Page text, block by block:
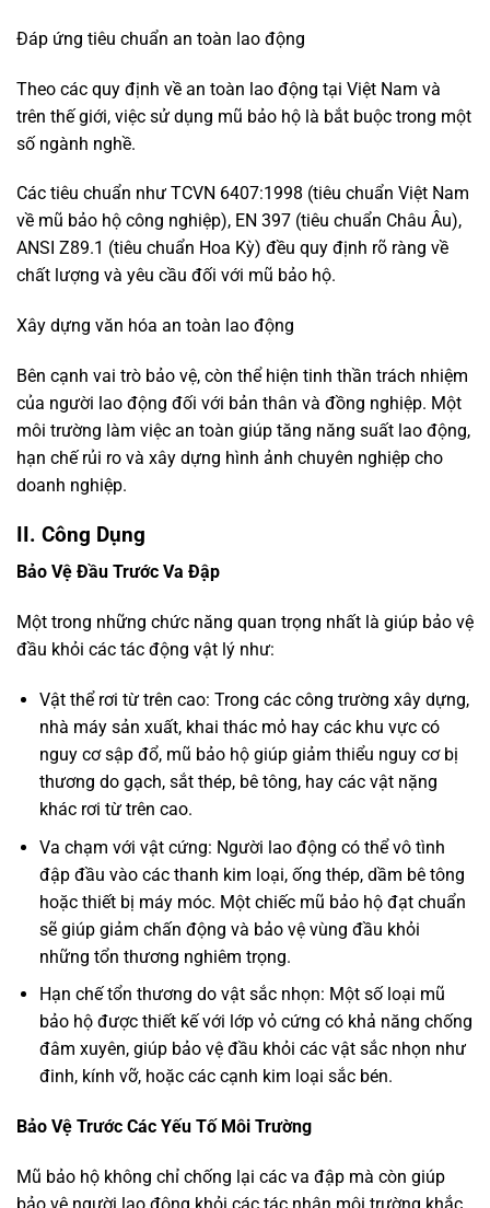
Đáp ứng tiêu chuẩn an toàn lao động
Theo các quy định về an toàn lao động tại Việt Nam và
trên thế giới, việc sử dụng mũ bảo hộ là bắt buộc trong một
số ngành nghề.
Các tiêu chuẩn như TCVN 6407:1998 (tiêu chuẩn Việt Nam
về mũ bảo hộ công nghiệp), EN 397 (tiêu chuẩn Châu Âu),
ANSI Z89.1 (tiêu chuẩn Hoa Kỳ) đều quy định rõ ràng về
chất lượng và yêu cầu đối với mũ bảo hộ.
Xây dựng văn hóa an toàn lao động
Bên cạnh vai trò bảo vệ, còn thể hiện tinh thần trách nhiệm
của người lao động đối với bản thân và đồng nghiệp. Một
môi trường làm việc an toàn giúp tăng năng suất lao động,
hạn chế rủi ro và xây dựng hình ảnh chuyên nghiệp cho
doanh nghiệp.
II. Công Dụng
Bảo Vệ Đầu Trước Va Đập
Một trong những chức năng quan trọng nhất là giúp bảo vệ
đầu khỏi các tác động vật lý như:
Vật thể rơi từ trên cao: Trong các công trường xây dựng,
nhà máy sản xuất, khai thác mỏ hay các khu vực có
nguy cơ sập đổ, mũ bảo hộ giúp giảm thiểu nguy cơ bị
thương do gạch, sắt thép, bê tông, hay các vật nặng
khác rơi từ trên cao.
Va chạm với vật cứng: Người lao động có thể vô tình
đập đầu vào các thanh kim loại, ống thép, dầm bê tông
hoặc thiết bị máy móc. Một chiếc mũ bảo hộ đạt chuẩn
sẽ giúp giảm chấn động và bảo vệ vùng đầu khỏi
những tổn thương nghiêm trọng.
Hạn chế tổn thương do vật sắc nhọn: Một số loại mũ
bảo hộ được thiết kế với lớp vỏ cứng có khả năng chống
đâm xuyên, giúp bảo vệ đầu khỏi các vật sắc nhọn như
đinh, kính vỡ, hoặc các cạnh kim loại sắc bén.
Bảo Vệ Trước Các Yếu Tố Môi Trường
Mũ bảo hộ không chỉ chống lại các va đập mà còn giúp